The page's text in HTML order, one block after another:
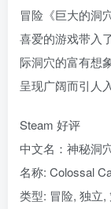
冒险《巨大的洞
喜爱的游戏带入
际洞穴的富有想
呈现广阔而引人
Steam 好评
中文名：神秘洞
名称: Colossal
类型: 冒险, 独立,